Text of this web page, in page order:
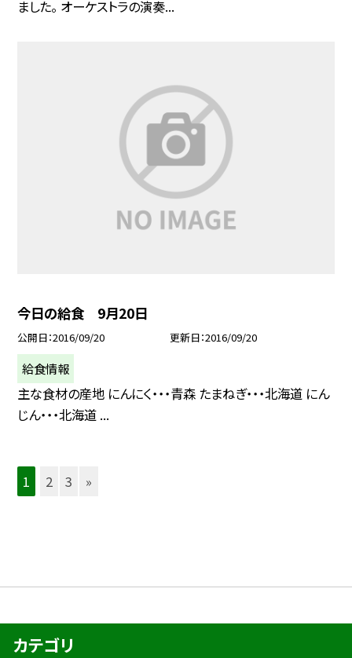
ました。 オーケストラの演奏...
今日の給食 9月20日
公開日 2016/09/20 更新日 2016/09/20
給食情報
主な食材の産地 にんにく・・・青森 たまねぎ・・・北海道 にん
じん・・・北海道 ...
1 2 3 »
カテゴリ